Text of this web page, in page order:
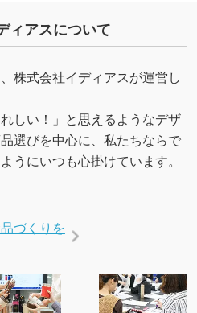
ば、QRコードを生成
相談にも応じています。
ィアスについて
株式会社イディアスが運営し
しい！」と思えるようなデザ
選びを中心に、私たちならで
うにいつも心掛けています。
づくりを